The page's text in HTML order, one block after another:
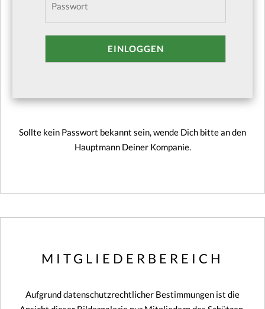
Sollte kein Passwort bekannt sein, wende Dich bitte an den
Hauptmann Deiner Kompanie.
MITGLIEDERBEREICH
Aufgrund datenschutzrechtlicher Bestimmungen ist die